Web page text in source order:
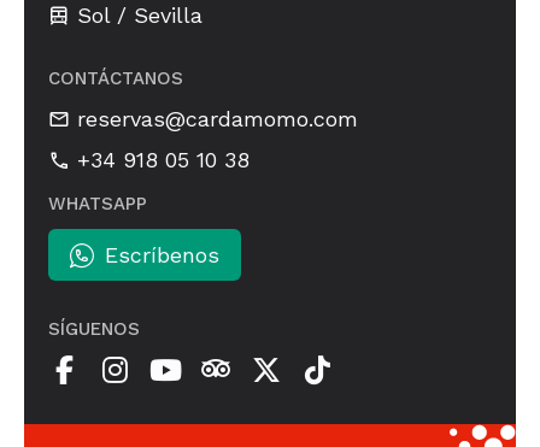
Sol / Sevilla
CONTÁCTANOS
reservas@cardamomo.com
+34 918 05 10 38
WHATSAPP
Escríbenos
SÍGUENOS